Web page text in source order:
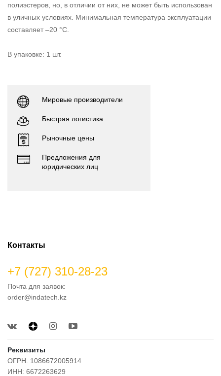
полиэстеров, но, в отличии от них, не может быть использован
в уличных условиях. Минимальная температура эксплуатации
составляет –20 °С.
В упаковке: 1 шт.
Мировые производители
Быстрая логистика
Рыночные цены
Предложения для
юридических лиц
Контакты
+7 (727) 310-28-23
Почта для заявок:
order@indatech.kz
Реквизиты
ОГРН: 1086672005914
ИНН: 6672263629